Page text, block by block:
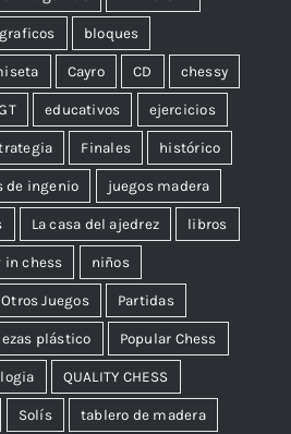
bloques
Cayro CD chessy
educativos ejercicios
Finales histórico
de ingenio juegos madera
La casa del ajedrez libros
in chess niños
Otros Juegos Partidas
plástico Popular Chess
QUALITY CHESS
Solís tablero de madera